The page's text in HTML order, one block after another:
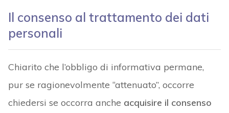
Il consenso al trattamento dei dati
personali
Chiarito che l’obbligo di informativa permane,
pur se ragionevolmente “attenuato”, occorre
chiedersi se occorra anche acquisire il consenso